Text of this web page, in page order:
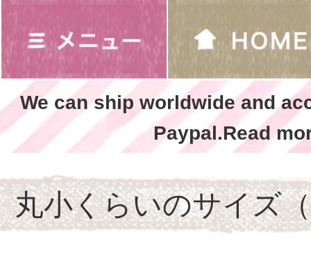
We can ship worldwide and
Paypal.Read
丸小くらいのサイズ